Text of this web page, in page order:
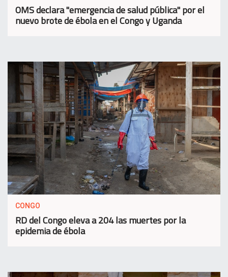
OMS declara "emergencia de salud pública" por el
nuevo brote de ébola en el Congo y Uganda
CONGO
RD del Congo eleva a 204 las muertes por la
epidemia de ébola